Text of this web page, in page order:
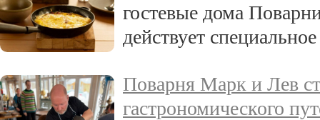
гостевые дома
действует
Поварня Марк и Лев
гастрономического